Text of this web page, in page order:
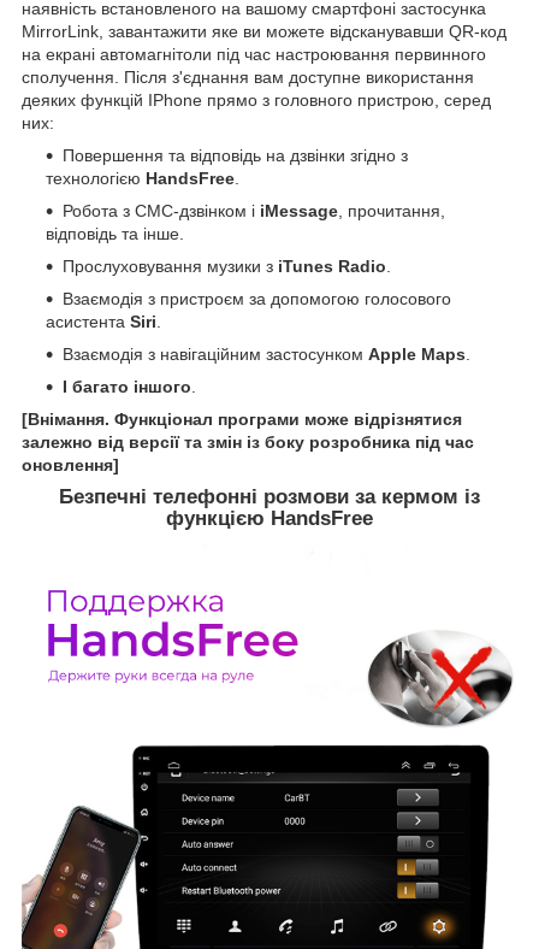
наявність встановленого на вашому смартфоні застосунка
MirrorLink, завантажити яке ви можете відсканувавши QR-код
на екрані автомагнітоли під час настроювання первинного
сполучення. Після з'єднання вам доступне використання
деяких функцій IPhone прямо з головного пристрою, серед
них:
Повершення та відповідь на дзвінки згідно з
технологією HandsFree
Робота з СМС-дзвінком і iMessage , прочитання,
відповідь та інше.
Прослуховування музики з iTunes Radio
Взаємодія з пристроєм за допомогою голосового
асистента Siri
Взаємодія з навігаційним застосунком Apple Maps
І багато іншого
[Внімання. Функціонал програми може відрізнятися
залежно від версії та змін із боку розробника під час
оновлення]
Безпечні телефонні розмови за кермом із
функцією HandsFree